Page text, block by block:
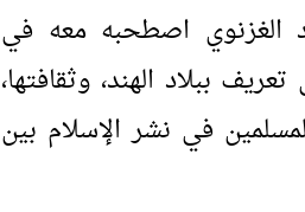
الغزنوي اصطحبه معه في
ببلاد الهند، وثقافتها،
في نشر الإسلام بين